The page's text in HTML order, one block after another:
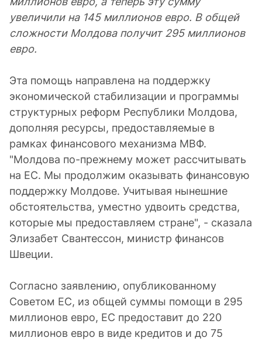
увеличили на 145 миллионов евро. В общей
сложности Молдова получит 295 миллионов
евро.
Эта помощь направлена на поддержку
экономической стабилизации и программы
структурных реформ Республики Молдова,
дополняя ресурсы, предоставляемые в
рамках финансового механизма МВФ.
"Молдова по-прежнему может рассчитывать
на ЕС. Мы продолжим оказывать финансовую
поддержку Молдове. Учитывая нынешние
обстоятельства, уместно удвоить средства,
которые мы предоставляем стране", - сказала
Элизабет Свантессон, министр финансов
Швеции.
Согласно заявлению, опубликованному
Советом ЕС, из общей суммы помощи в 295
миллионов евро, ЕС предоставит до 220
миллионов евро в виде кредитов и до 75